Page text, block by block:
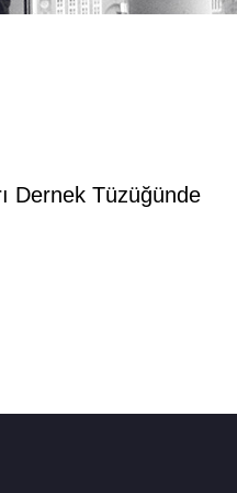
Dernek Tüzüğünde